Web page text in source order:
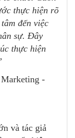
thực hiện rõ
đến việc
sự. Đây
thực hiện
-
và tác giả